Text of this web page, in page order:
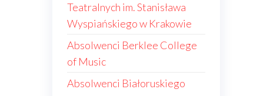
Teatralnych im. Stanisława
Wyspiańskiego w Krakowie
Absolwenci Berklee College
of Music
Absolwenci Białoruskiego